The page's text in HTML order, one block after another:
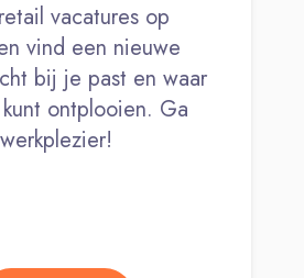
vacatures op
vind een nieuwe
bij je past en waar
ontplooien. Ga